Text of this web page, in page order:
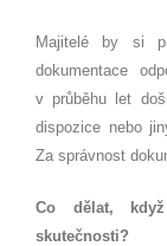
Majitelé by si
dokumentace
v průběhu let
dispozice nebo
Za správnost
Co dělat, když
skutečnosti?